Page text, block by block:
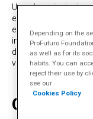
Uma das principais
educacional
econômica,
instituições, pais e
devemos superar
vemos.
Depending on the
ProFuturo
as well as for its
habits. You can
reject their use by
see our
Cookies Policy